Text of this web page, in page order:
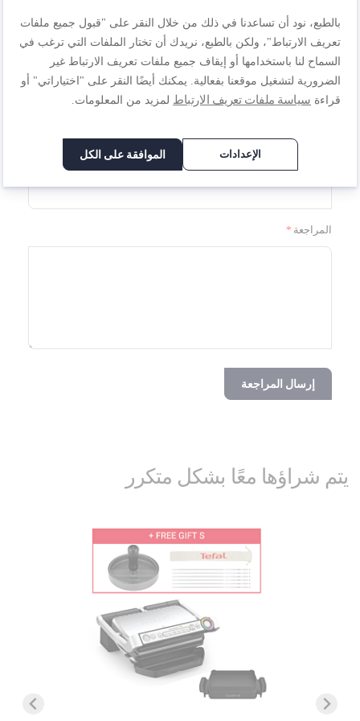
نجمة
نجوم
نجوم
نجوم
نجوم
تصنيف
1
نجمة
2
نجوم
3
نجوم
4
نجوم
5
نجوم
الاسم المستعار
المراجعة
إرسال المراجعة
يتم شراؤها معًا بشكل متكرر
بالطبع، نود أن تساعدنا في ذلك من خلال النقر على "قبول جميع ملفات
تعريف الارتباط"، ولكن بالطبع، نريدك أن تختار الملفات التي ترغب في
السماح لنا باستخدامها أو إيقاف جميع ملفات تعريف الارتباط غير
الضرورية لتشغيل موقعنا بفعالية. يمكنك أيضًا النقر على "اختياراتي" أو
قراءة سياسة ملفات تعريف الارتباط لمزيد من المعلومات.
الإعدادات الموافقة على الكل